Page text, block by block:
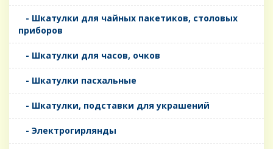
- Шкатулки для чайных пакетиков, столовых
приборов
- Шкатулки для часов, очков
- Шкатулки пасхальные
- Шкатулки, подставки для украшений
- Электрогирлянды